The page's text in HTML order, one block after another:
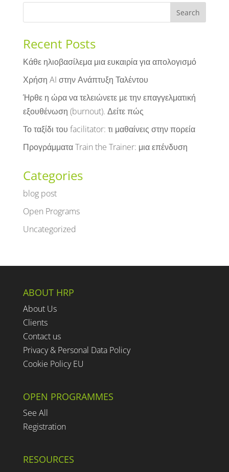
Recent Posts
Κάθε ηλιοβασίλεμα μια ευκαιρία για απολογισμό
Χρήση AI στην Ανάπτυξη Ταλέντου
Ήρθε η ώρα να τελειώνετε με την επαγγελματική
εξουθένωση (burnout). Δείτε πώς
Το ταξίδι του facilitator: τι μαθαίνεις στην πορεία
Προγράμματα Train the Trainer: μια επένδυση
Categories
blog post
Open Programs
Uncategorized
ABOUT HRP
About Us
Clients
Contact us
Privacy & Personal Data Policy
Cookie Policy EU
OPEN PROGRAMMES
See All
Registration
RESOURCES